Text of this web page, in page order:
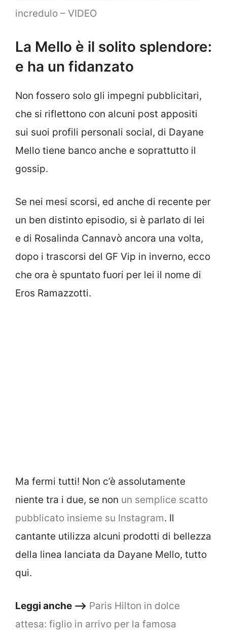
incredulo – VIDEO
La Mello è il solito splendore:
e ha un fidanzato
Non fossero solo gli impegni pubblicitari,
che si riflettono con alcuni post appositi
sui suoi profili personali social, di Dayane
Mello tiene banco anche e soprattutto il
gossip.
Se nei mesi scorsi, ed anche di recente per
un ben distinto episodio, si è parlato di lei
e di Rosalinda Cannavò ancora una volta,
dopo i trascorsi del GF Vip in inverno, ecco
che ora è spuntato fuori per lei il nome di
Eros Ramazzotti.
Ma fermi tutti! Non c’è assolutamente
niente tra i due, se non un semplice scatto
pubblicato insieme su Instagram. Il
cantante utilizza alcuni prodotti di bellezza
della linea lanciata da Dayane Mello, tutto
qui.
Leggi anche –> Paris Hilton in dolce
attesa: figlio in arrivo per la famosa